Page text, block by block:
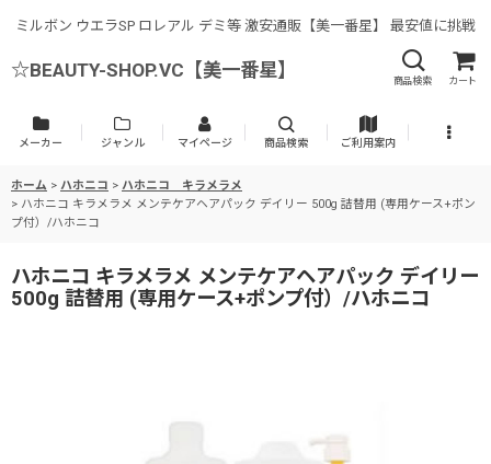
ミルボン ウエラSP ロレアル デミ等 激安通販【美一番星】 最安値に挑戦
☆BEAUTY-SHOP.VC【美一番星】
商品検索 カート
メーカー ジャンル マイページ 商品検索 ご利用案内
ホーム > ハホニコ > ハホニコ キラメラメ
> ハホニコ キラメラメ メンテケアヘアパック デイリー 500g 詰替用 (専用ケース+ポン
プ付）/ハホニコ
ハホニコ キラメラメ メンテケアヘアパック デイリー
500g 詰替用 (専用ケース+ポンプ付）/ハホニコ